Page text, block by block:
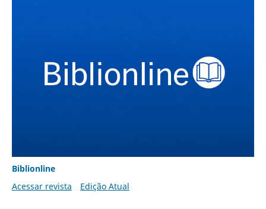
Biblionline
Acessar revista
Edição Atual